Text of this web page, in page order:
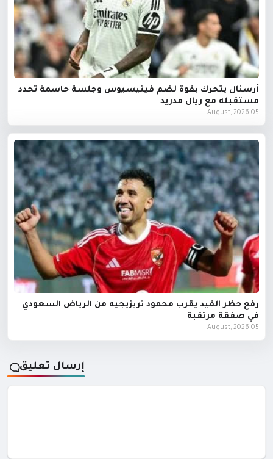
أرسنال يتحرك بقوة لضم فينيسيوس وجلسة حاسمة تحدد
مستقبله مع ريال مدريد
05 August, 2026
رفع حظر القيد يقرب محمود تريزيجيه من الرياض السعودي
في صفقة مرتقبة
05 August, 2026
إرسال تعليق